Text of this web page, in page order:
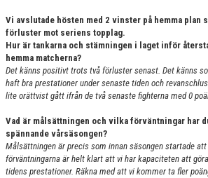
Vi avslutade hösten med 2 vinster på hemma plan
förluster mot seriens topplag.
Hur är tankarna och stämningen i laget inför
hemma matcherna?
Det känns positivt trots två förluster senast. Det känns
haft bra prestationer under senaste tiden och
lite orättvist gått ifrån de två senaste fighterna med 0
Vad är målsättningen och vilka förväntningar har
spännande vårsäsongen?
Målsättningen är precis som innan säsongen startade
förväntningarna är helt klart att vi har kapaciteten att
tidens prestationer. Räkna med att vi kommer ta fler